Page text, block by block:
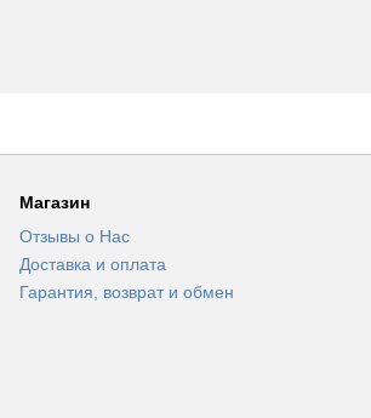
Магазин
Отзывы о Нас
Доставка и оплата
Гарантия, возврат и обмен